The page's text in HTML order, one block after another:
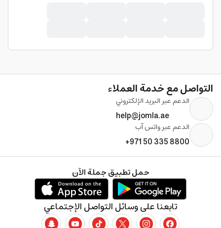
التواصل مع خدمة العملاء
الدعم عبر البريد الإلكتروني
help@jomla.ae
الدعم عبر واتس آب
+971 50 335 8800
تابعنا على وسائل التواصل الإجتماعي
حمل تطبيق جملة الآن